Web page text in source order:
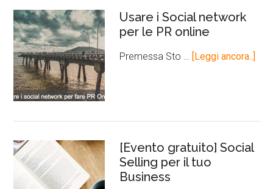
Usare i Social network
per le PR online
Premessa Sto … [Leggi ancora..]
[Evento gratuito] Social
Selling per il tuo
Business